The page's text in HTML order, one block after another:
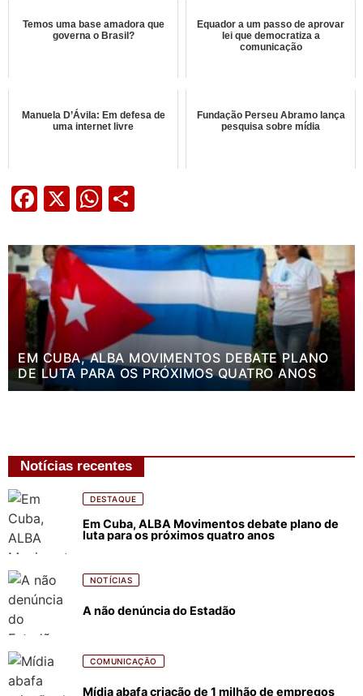
Temos uma base amadora que
governa o Brasil?
Equador a um passo de aprovar
lei que democratiza a
comunicação
Manuela D’Ávila: Em defesa de
uma internet livre
Fundação Perseu Abramo lança
pesquisa sobre mídia
Facebook
X WhatsApp
EM CUBA, ALBA MOVIMENTOS DEBATE PLANO
DE LUTA PARA OS PRÓXIMOS QUATRO ANOS
Notícias recentes
DESTAQUE
Em Cuba, ALBA Movimentos debate plano de
luta para os próximos quatro anos
NOTÍCIAS
A não denúncia do Estadão
COMUNICAÇÃO
Mídia abafa criação de 1 milhão de empregos